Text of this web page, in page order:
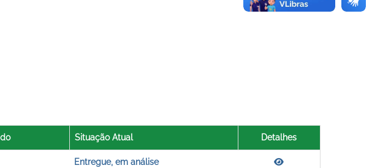
Situação Atual Detalhes
Entregue, em análise